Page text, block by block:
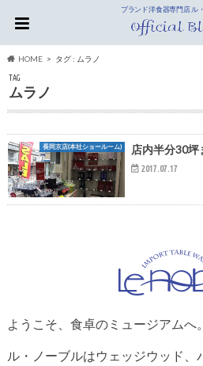
ブランド洋食器専門店 ル
HOME タグ : ムラノ
TAG
ムラノ
長岡京店(本社ショールーム) 店内半分30
2017.07.17
ようこそ、食卓のミュージアムへ。
ル・ノーブルはウェッジウッド、